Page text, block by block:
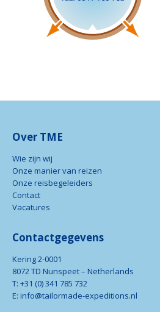
Over TME
Wie zijn wij
Onze manier van reizen
Onze reisbegeleiders
Contact
Vacatures
Contactgegevens
Kering 2-0001
8072 TD Nunspeet – Netherlands
T: +31 (0) 341 785 732
E: info@tailormade-expeditions.nl